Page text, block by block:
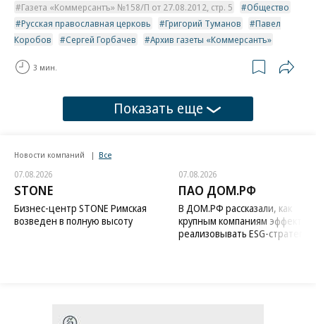
Газета «Коммерсантъ» №158/П от 27.08.2012, стр. 5
Общество
Русская православная церковь
Григорий Туманов
Павел
Коробов
Сергей Горбачев Архив газеты «Коммерсантъ»
3 мин.
Показать еще
Новости компаний Все
07.08.2026
STONE
Бизнес-центр STONE Римская
возведен в полную высоту
07.08.2026
ПАО ДОМ.РФ
В ДОМ.РФ рассказали, как
крупным компаниям
реализовывать ESG-стратегию